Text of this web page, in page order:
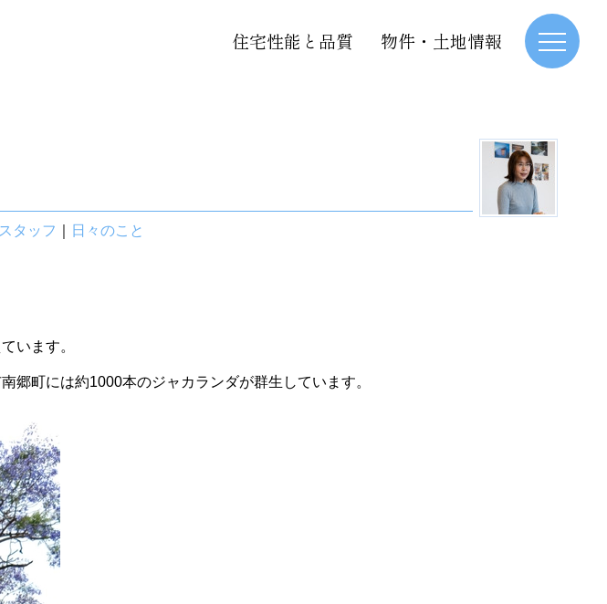
住宅性能と品質 物件・土地情報
スタッフ 日々のこと
います。
郷町には約1000本のジャカランダが群生しています。